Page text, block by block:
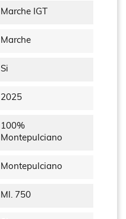
Marche IGT
Marche
Si
2025
100%
Montepulciano
Montepulciano
Ml. 750